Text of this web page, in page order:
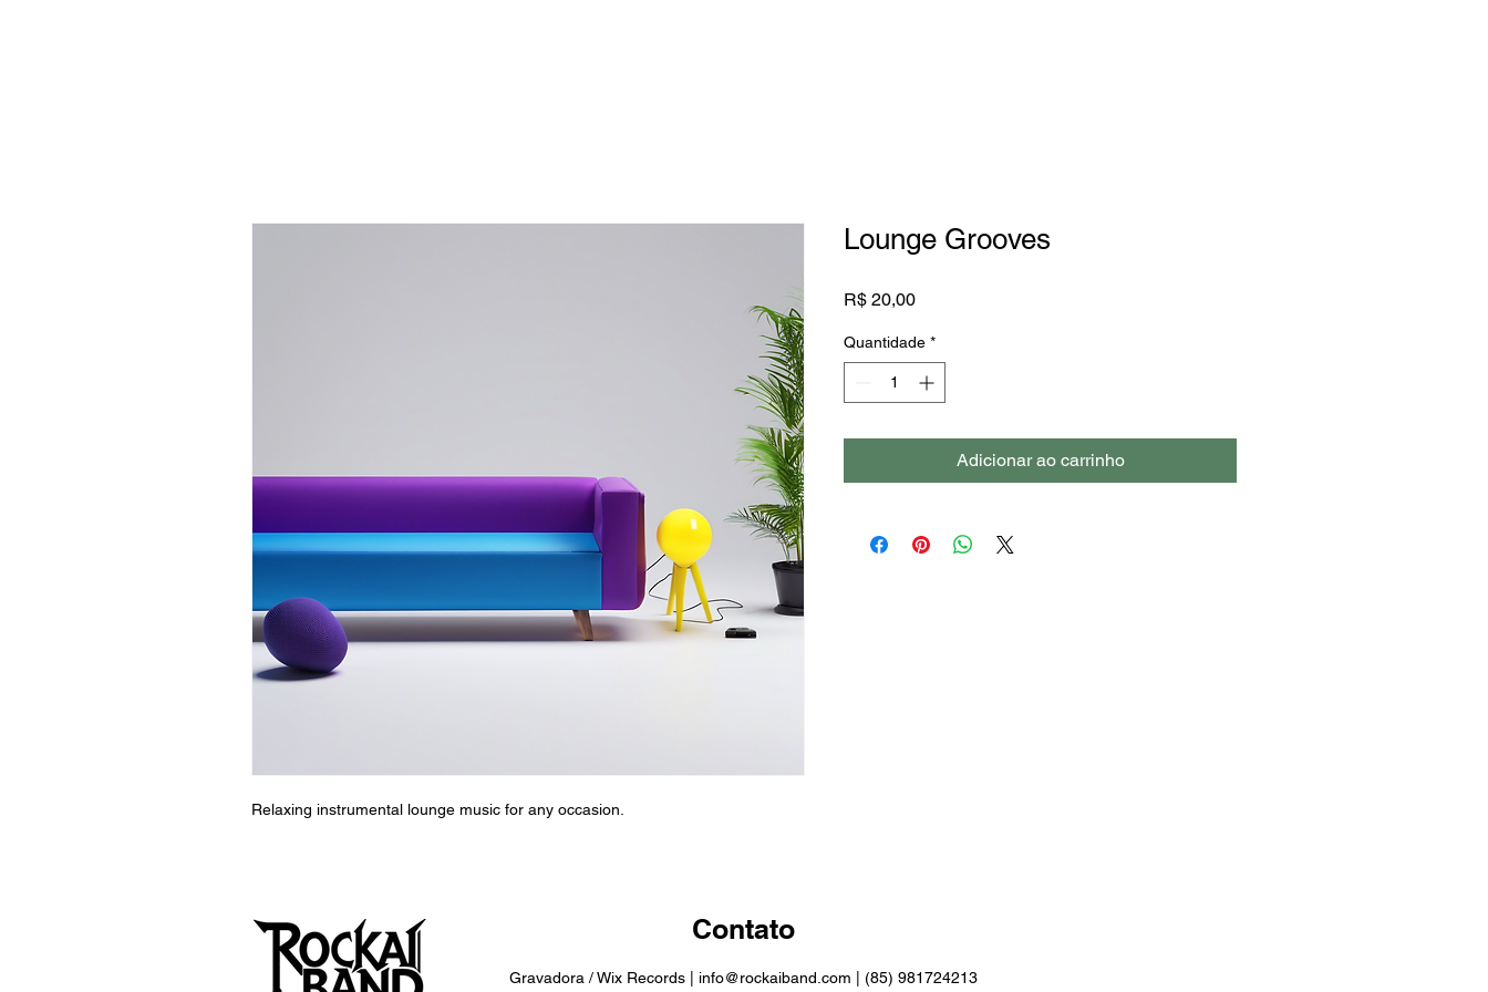
Relaxing instrumental lounge music for any occasion.
Lounge Grooves
R$ 20,00Preço
Quantidade *
Adicionar ao carrinho
Contato
Gravadora / Wix Records | info@rockaiband.com | (85) 981724213